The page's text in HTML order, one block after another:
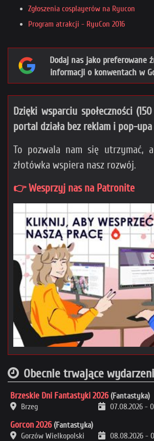
Zgłoszenia cosplayerów na Ryucon
Program atrakcji - RyuCon 2016
Dodaj nas jako preferowane
informacji o konwentach w
Dzięki wsparciu społeczności
portal działa bez reklam i pop-
To pozwala nam się utrzymać,
złotówka wspiera nasz rozwój.
👉 Wesprzyj nas na Patronite
Obecnie trwające
Brzeskie Dni Fantastyki 2026 (Fantastyka)
Brzeg
07.08.2026 -
Gorcon 2026 (Fantastyka)
Gorzów Wielkopolski
08.08.2026 -